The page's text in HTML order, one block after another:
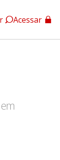
Acessar